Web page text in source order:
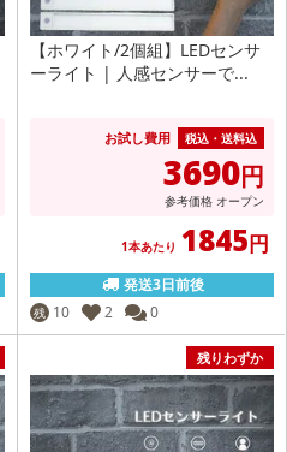
【ホワイト/2個組】LEDセンサ
ーライト | 人感センサーで...
お試し費用 税込・送料込
3690円
参考価格 オープン
1本あたり 1845円
発送3日前後
残 10 2 0
残りわずか